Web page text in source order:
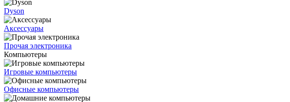
Dyson
Аксессуары
Прочая электроника
Компьютеры
Игровые компьютеры
Офисные компьютеры